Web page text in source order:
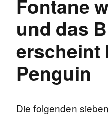
Fontane
und das
erscheint
Penguin
Die folgenden